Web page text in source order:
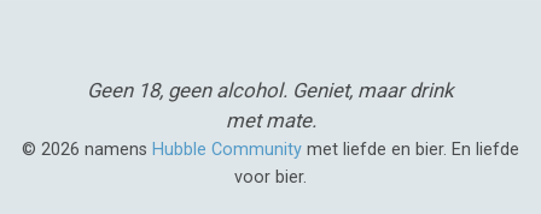
Geen 18, geen alcohol. Geniet, maar drink
met mate.
© 2026 namens Hubble Community met liefde en bier. En liefde
voor bier.